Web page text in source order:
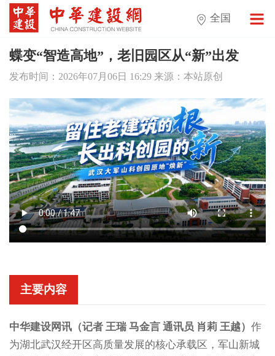
全国
蝶变“智造高地”，老旧园区从“新”出发
发布时间：2026年07月06日 16:29 来源：本站原创
主要内容
中华建设网讯（记者 王瑞 马金言 通讯员 肖莉 王越） 作
为湖北武汉经开区高质量发展的核心承载区，军山新城